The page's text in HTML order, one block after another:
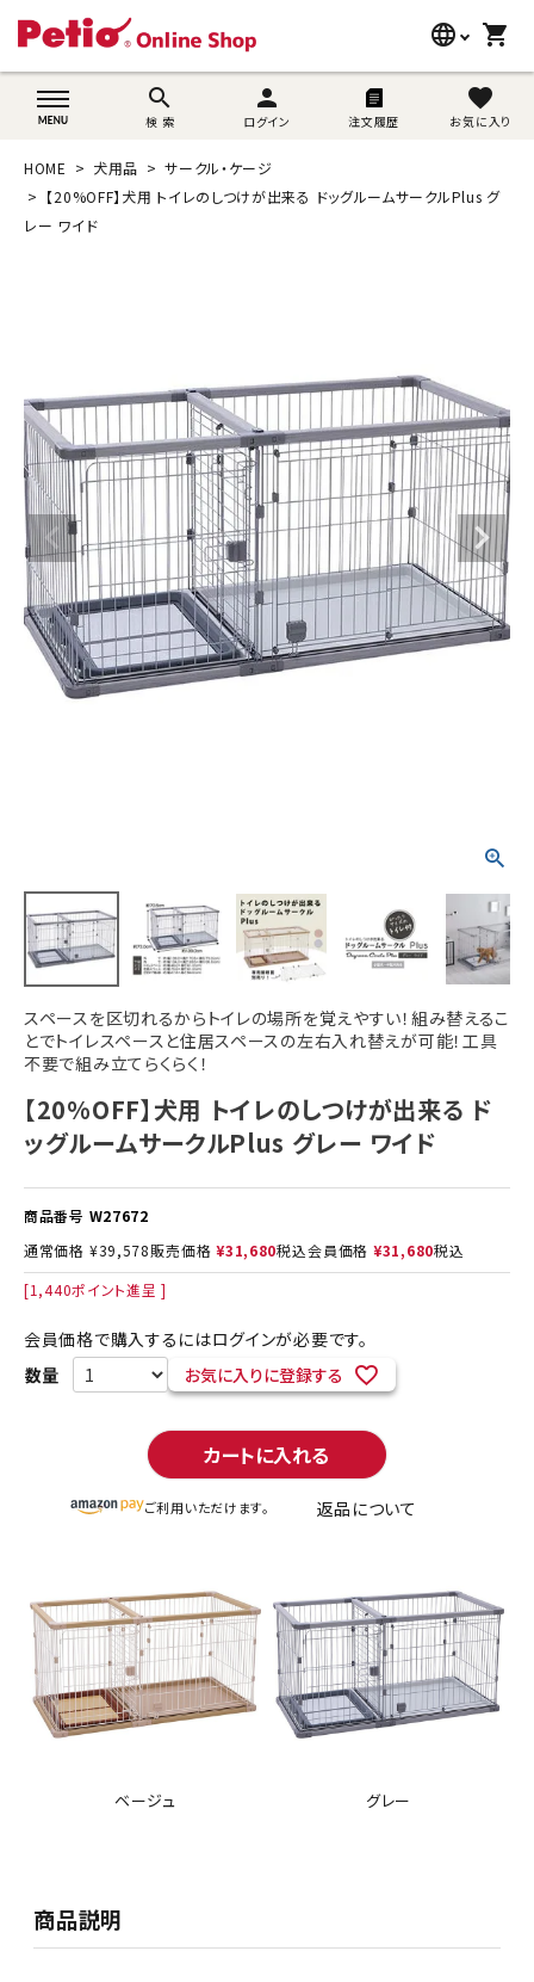
language
wovn-lang-name
shopping_cart
search
検 索
person
ログイン 注文履歴
favorite
お気に入り
search
猫用品
SNS
ご利用案内
ACCOUNT MENU
ようこそ ゲスト 様
meeting_room ログイン person 新規会員登録
HOME 犬用品
サークル・ケージ
【20%OFF】犬用 トイレのしつけが出来る ドッグルームサークルPlus グ
レー ワイド
スペースを区切れるからトイレの場所を覚えやすい！組み替えるこ
とでトイレスペースと住居スペースの左右入れ替えが可能！工具
不要で組み立てらくらく！
【20%OFF】犬用 トイレのしつけが出来る ド
ッグルームサークルPlus グレー ワイド
商品番号 W27672
通常価格 ¥39,578販売価格 ¥31,680税込会員価格 ¥31,680税込
[1,440ポイント進呈 ]
会員価格で購入するにはログインが必要です。
お気に入りに登録する
カートに入れる
ご利用いただけます。 返品について
ベージュ グレー
商品説明